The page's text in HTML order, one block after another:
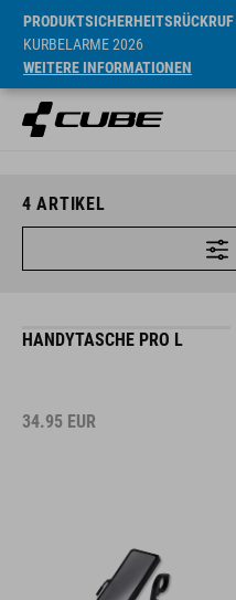
PRODUKTSICHERHEITSRÜCKRUF
KURBELARME 2026
WEITERE INFORMATIONEN
4 ARTIKEL
HANDYTASCHE PRO L
34.95 EUR